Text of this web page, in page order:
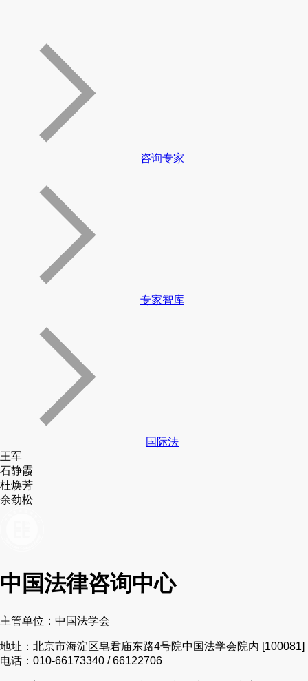
咨询专家
专家智库
国际法
王军
石静霞
杜焕芳
余劲松
中国法律咨询中心
主管单位：中国法学会
地址：北京市海淀区皂君庙东路4号院中国法学会院内 [100081]
电话：010-66173340 / 66122706